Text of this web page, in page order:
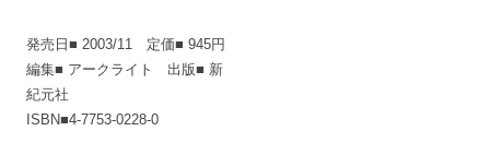
発売日■ 2003/11 定価■ 945円
編集■ アークライト 出版■ 新
紀元社
ISBN■4-7753-0228-0